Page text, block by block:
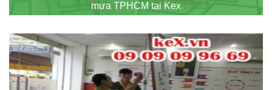
mưa TPHCM tại Kex